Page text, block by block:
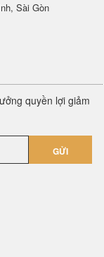
Sài Gòn
quyền lợi giảm
GỬI